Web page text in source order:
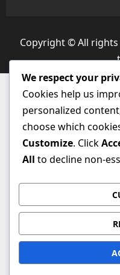
Copyright © All rights
We respect your
Cookies help us
personalized
choose which
Customize. Click
All to decline non-